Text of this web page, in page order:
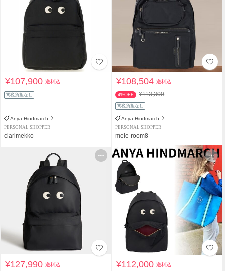
¥107,900送料込
関税負担なし
Anya Hindmarch
PERSONAL SHOPPER
clarimekko
¥108,504送料込
4%OFF ¥113,300
関税負担なし
Anya Hindmarch
PERSONAL SHOPPER
mele-room8
¥127,990送料込 ¥112,000送料込